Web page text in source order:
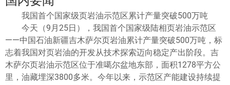
我国首个国家级页岩油示范区累计产量突破500万吨
今天（9月25日），我国首个国家级陆相页岩油示范区
——中国石油新疆吉木萨尔页岩油累计产量突破500万吨，标
志着我国对页岩油的开发从技术探索迈向稳定产出阶段。吉
木萨尔页岩油示范区位于准噶尔盆地东部，面积1278平方公
里，油藏埋深3800多米。今年以来，示范区产能建设持续提